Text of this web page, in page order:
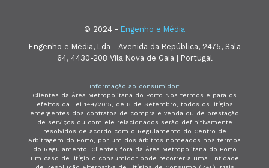
© 2024 - Engenho e Média
Engenho e Média, Lda - Avenida da República, 2475, Sala
64, 4430-208 Vila Nova de Gaia | Portugal
Informação ao consumidor:
Clientes da Área Metropolitana do Porto Nos termos e para os
efeitos da Lei 144/2015, de 8 de Setembro, todos os litígios
emergentes dos contratos de compra e venda ou de prestação
de serviços ou com ele relacionados serão definitivamente
resolvidos de acordo com o Regulamento do Centro de
Arbitragem do Porto, por um dos árbitros nomeados nos termos
do Regulamento. Clientes fora da Área Metropolitana do Porto
Em caso de litígio o consumidor pode recorrer a uma Entidade